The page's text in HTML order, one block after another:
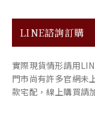
LINE諮詢訂購
實際現貨情形請用
門市尚有許多官網未
款宅配，線上購買請